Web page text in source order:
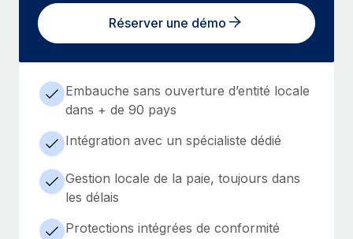
Réserver une démo
Embauche sans ouverture d’entité locale
dans + de 90 pays
Intégration avec un spécialiste dédié
Gestion locale de la paie, toujours dans
les délais
Protections intégrées de conformité